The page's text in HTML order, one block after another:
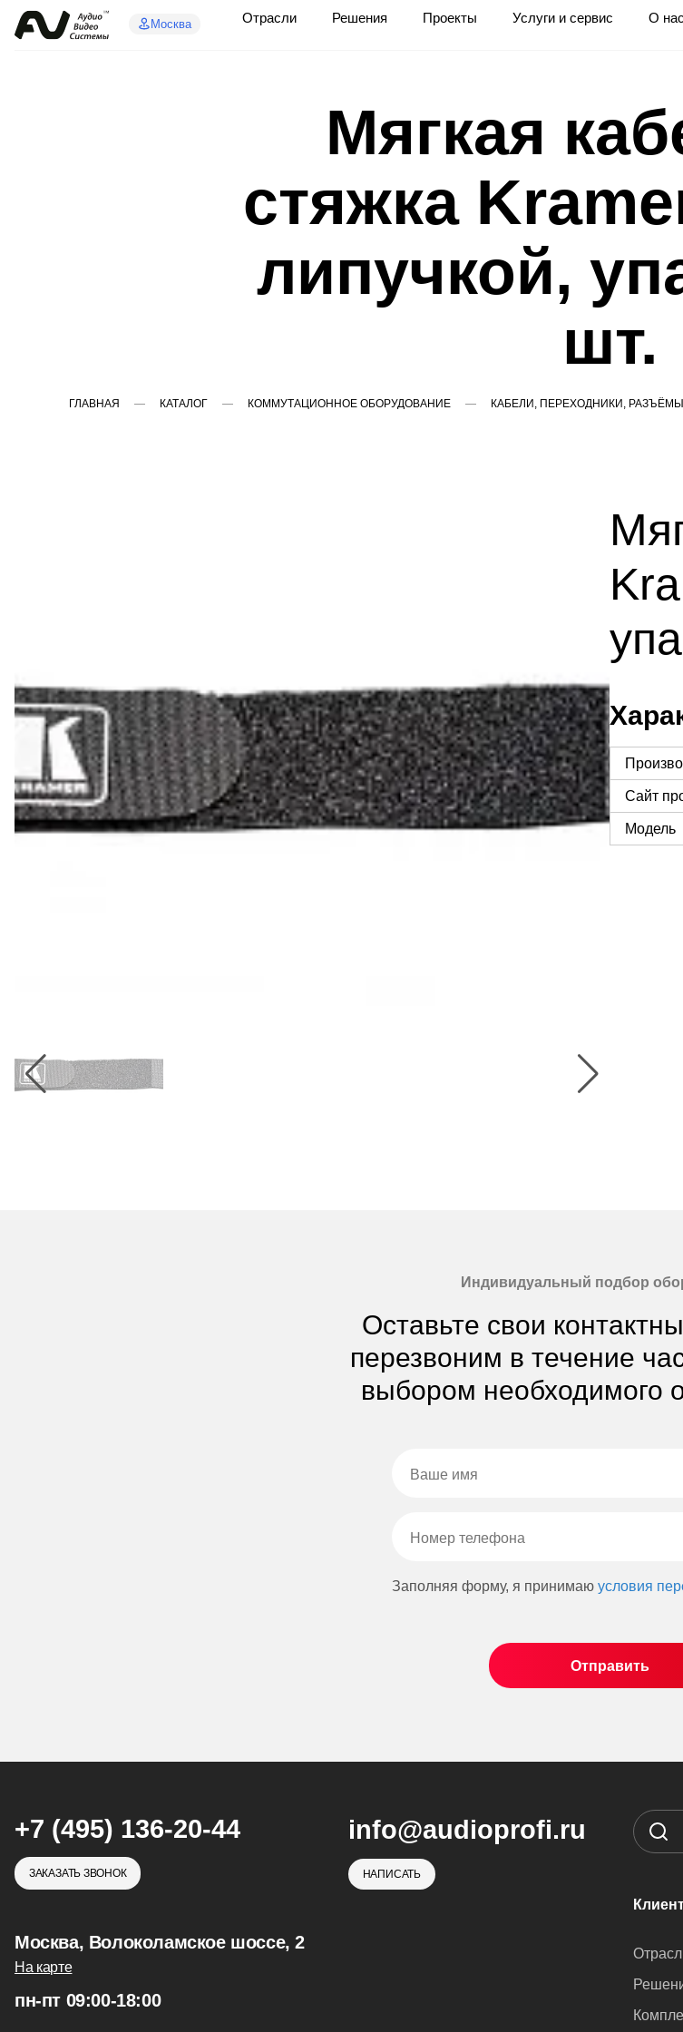
Москва Отрасли Решения Проекты Услуги и сервис О нас
Мягкая
стяжка
липучкой,
шт.
ГЛАВНАЯ КАТАЛОГ КОММУТАЦИОННОЕ ОБОРУДОВАНИЕ КАБЕЛИ, ПЕРЕХОДНИКИ, РАЗЪЁМЫ
Сайт
Модель
Индивидуальный подбор
Оставьте свои
перезвоним в течение
выбором необходимого
Заполняя форму, я принимаю условия
+7 (495) 136-20-44
ЗАКАЗАТЬ ЗВОНОК
info@audioprofi.ru
НАПИСАТЬ
Москва, Волоколамское шоссе, 2
На карте
пн-пт 09:00-18:00